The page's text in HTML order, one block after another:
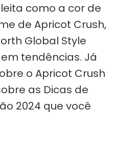
como a cor de
de Apricot Crush,
Global Style
tendências. Já
o Apricot Crush
as Dicas de
2024 que você